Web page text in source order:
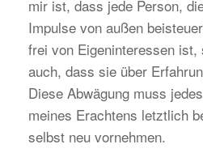
mir ist, dass jede Person,
Impulse von außen
frei von Eigeninteressen
auch, dass sie über
Diese Abwägung muss
meines Erachtens letztlich
selbst neu vornehmen.